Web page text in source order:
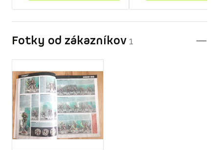
Fotky od zákazníkov 1